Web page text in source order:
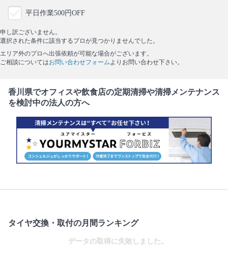
平日作業500円OFF
申し訳ございません。
選択された条件に該当するプロが見つかりませんでした。
エリア外のプロへ出張依頼が可能な場合がございます。
ご相談についてはお問い合わせフォーム よりお問い合わせ下さい。
香川県でオフィスや飲食店の定期清掃や清掃メンテナンス
を検討中の法人の方へ
タイヤ交換・取付の月間ランキング
データの取得に失敗しました。